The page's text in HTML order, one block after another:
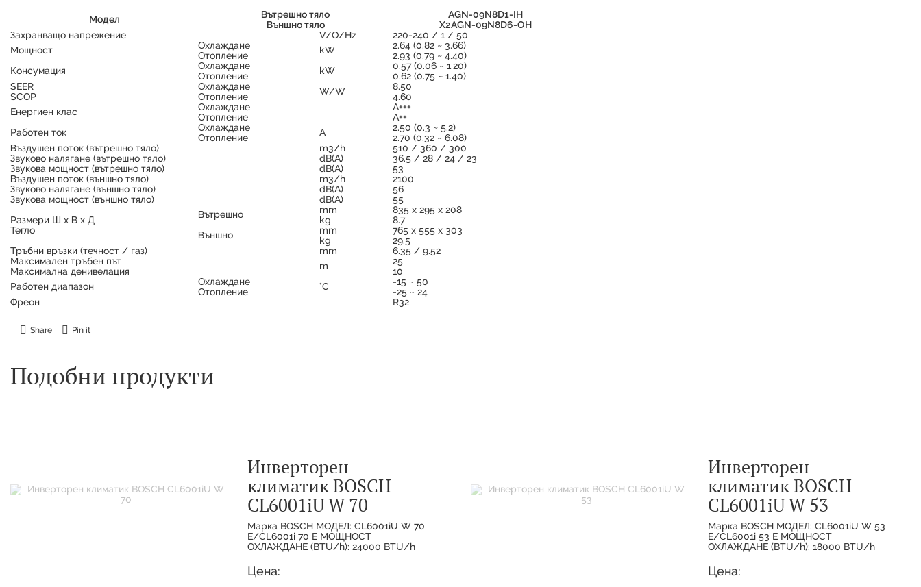
Модел Вътрешно тяло
AGN-09N8D1-IH
Външно тяло
X2AGN-09N8D6-OH
Захранващо напрежение
V/O/Hz
220-240 / 1 / 50
Мощност
Охлаждане kW
2.64 (0.82 ~ 3.66)
Отопление
2.93 (0.79 ~ 4.40)
Консумация
Охлаждане kW
0.57 (0.06 ~ 1.20)
Отопление
0.62 (0.75 ~ 1.40)
SEER
Охлаждане W/W
8.50
SCOP
Отопление
4.60
Енергиен клас
Охлаждане
А+++
Отопление
A++
Работен ток
Охлаждане A
2.50 (0.3 ~ 5.2)
Отопление
2.70 (0.32 ~ 6.08)
Въздушен поток (вътрешно тяло)
m3/h
510 / 360 / 300
Звуково налягане (вътрешно тяло)
dB(A)
36.5 / 28 / 24 / 23
Звукова мощност (вътрешно тяло)
dB(A)
53
Въздушен поток (външно тяло)
m3/h
2100
Звуково налягане (външно тяло)
dB(A)
56
Звукова мощност (външно тяло)
dB(A)
55
Размери Ш x В x Д
Тегло
Вътрешно mm
835 х 295 х 208
kg
8.7
Външно
mm
765 х 555 х 303
kg
29.5
Тръбни връзки (течност / газ)
mm
6.35 / 9.52
Максимален тръбен път
m
25
Максимална денивелация
10
Работен диапазон
Охлаждане °C
-15 ~ 50
Отопление
-25 ~ 24
Фреон
R32
Share Pin it
Подобни продукти
Инверторен
климатик BOSCH
CL6001iU W 70
Марка BOSCH МОДЕЛ: CL6001iU W 70
E/CL6001i 70 E МОЩНОСТ
ОХЛАЖДАНЕ (BTU/h): 24000 BTU/h
7.000 KW МОЩНОСТ
ОТОПЛЕНИЕ(НОМИНАЛНА):
Цена:
Инверторен
климатик BOSCH
CL6001iU W 53
Марка BOSCH МОДЕЛ: CL6001iU W 53
E/CL6001i 53 E МОЩНОСТ
ОХЛАЖДАНЕ (BTU/h): 18000 BTU/h
5.300 KW МОЩНОСТ
ОТОПЛЕНИЕ(НОМИНАЛНА):
Цена: